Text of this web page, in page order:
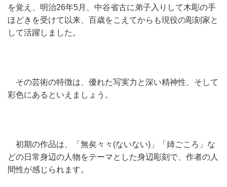
を覚え、明治26年5月、中谷省古に弟子入りして木彫の手
ほどきを受けて以来、百歳をこえてからも現役の彫刻家と
して活躍しました。
その芸術の特徴は、優れた写実力と深い精神性、そして
彩色にあるといえましょう。
初期の作品は、「無矣々々(ないない)」「姉ごころ」な
どの日常身辺の人物をテーマとした身辺彫刻で、作者の人
間性が感じられます。